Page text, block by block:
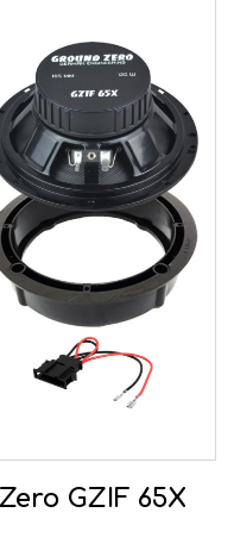
GZIF 65X